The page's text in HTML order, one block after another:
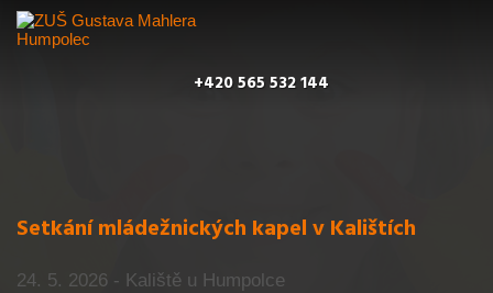
+420 565 532 144
Setkání mládežnických kapel v Kalištích
24. 5. 2026 - Kaliště u Humpolce